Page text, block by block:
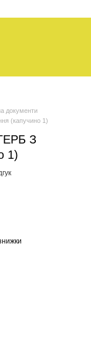
документи
(капучино 1)
З
1)